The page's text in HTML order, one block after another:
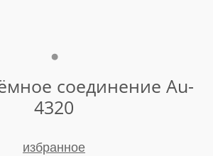
соединение Au-
4320
избранное